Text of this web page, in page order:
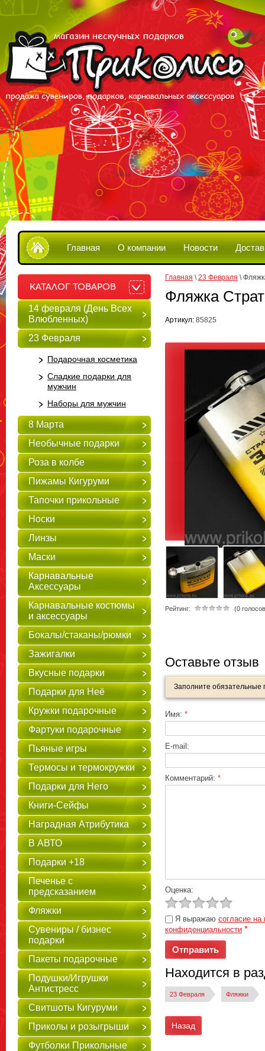
Главная О компании Новости
КАТАЛОГ ТОВАРОВ
14 февраля (День Всех
Влюбленных)
23 Февраля
Подарочная косметика
Сладкие подарки для
мужчин
Наборы для мужчин
8 Марта
Необычные подарки
Роза в колбе
Пижамы Кигуруми
Тапочки прикольные
Носки
Линзы
Маски
Карнавальные
Аксессуары
Карнавальные костюмы
и аксессуары
Бокалы/стаканы/рюмки
Зажигалки
Вкусные подарки
Подарки для Неё
Кружки подарочные
Фартуки подарочные
Пьяные игры
Термосы и термокружки
Подарки для Него
Книги-Сейфы
Наградная Атрибутика
В АВТО
Подарки +18
Печенье с
предсказанием
Фляжки
Сувениры / бизнес
подарки
Пакеты подарочные
Подушки/Игрушки
Антистресс
Свитшоты Кигуруми
Приколы и розыгрыши
Футболки Прикольные
Главная \ 23 Февраля \
Фляжка
Артикул: 85825
Рейтинг: (0
Оставьте отзыв
Заполните обязательные
Имя: *
E-mail:
Комментарий: *
Оценка:
Я выражаю согласие на
конфиденциальности *
Находится в
23 Февраля Фляжки
Назад